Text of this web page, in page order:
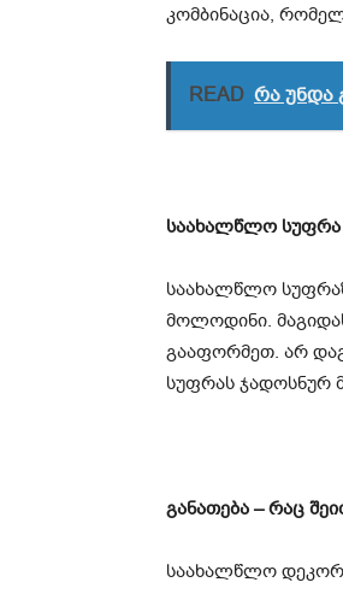
კომბინაცია,
READ რა უნდა
საახალწლო სუფრა
საახალწლო
მოლოდინი.
გააფორმეთ. არ
სუფრას ჯადოსნურ
განათება – რაც
საახალწლო